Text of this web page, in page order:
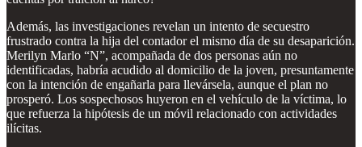
Además, las investigaciones revelan un intento de secuestro
frustrado contra la hija del contador el mismo día de su desaparición.
Merilyn Marlo “N”, acompañada de dos personas aún no
identificadas, habría acudido al domicilio de la joven, presuntamente
con la intención de engañarla para llevársela, aunque el plan no
prosperó. Los sospechosos huyeron en el vehículo de la víctima, lo
que refuerza la hipótesis de un móvil relacionado con actividades
ilícitas.